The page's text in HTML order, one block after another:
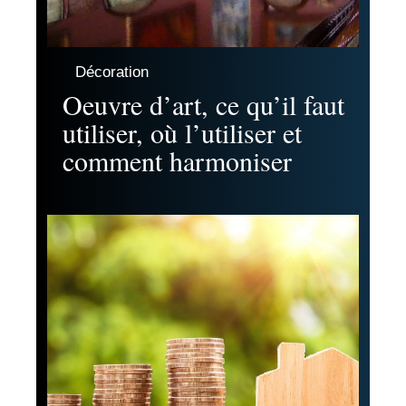
Décoration
Oeuvre d’art, ce qu’il faut
utiliser, où l’utiliser et
comment harmoniser